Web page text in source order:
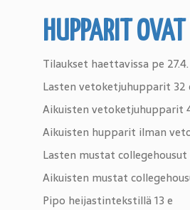
HUPPARIT
Tilaukset haettavissa pe
Lasten vetoketjuhupparit 32
Aikuisten vetoketjuhupparit
Aikuisten hupparit ilman
Lasten mustat collegehousut
Aikuisten mustat
Pipo heijastintekstillä 13 e